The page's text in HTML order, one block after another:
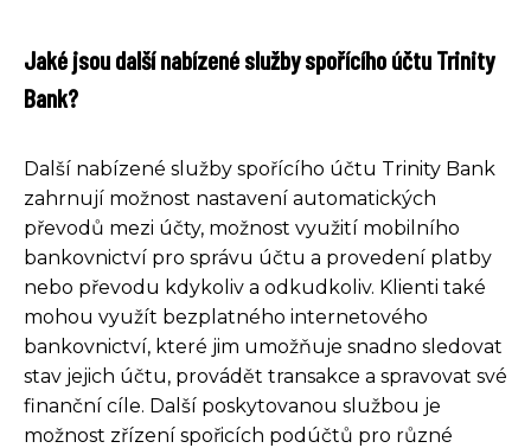
Jaké jsou další nabízené služby spořícího účtu Trinity
Bank?
Další nabízené služby spořícího účtu Trinity Bank
zahrnují možnost nastavení automatických
převodů mezi účty, možnost využití mobilního
bankovnictví pro správu účtu a provedení platby
nebo převodu kdykoliv a odkudkoliv. Klienti také
mohou využít bezplatného internetového
bankovnictví, které jim umožňuje snadno sledovat
stav jejich účtu, provádět transakce a spravovat své
finanční cíle. Další poskytovanou službou je
možnost zřízení spořicích podúčtů pro různé